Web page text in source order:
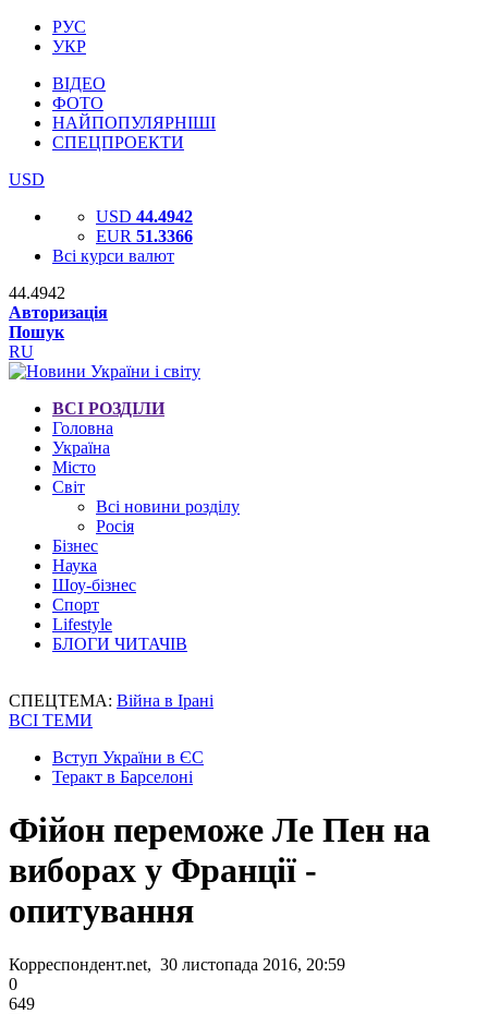
РУС
УКР
ВІДЕО
ФОТО
НАЙПОПУЛЯРНІШІ
СПЕЦПРОЕКТИ
USD
USD 44.4942
EUR 51.3366
Всі курси валют
44.4942
Авторизація
Пошук
RU
ВСІ РОЗДІЛИ
Головна
Україна
Місто
Світ
Всі новини розділу
Росія
Бізнес
Наука
Шоу-бізнес
Спорт
Lifestyle
БЛОГИ ЧИТАЧІВ
СПЕЦТЕМА: Війна в Ірані
ВСІ ТЕМИ
Вступ України в ЄС
Теракт в Барселоні
Фійон переможе Ле Пен на
виборах у Франції -
опитування
Корреспондент.net, 30 листопада 2016, 20:59
0
649